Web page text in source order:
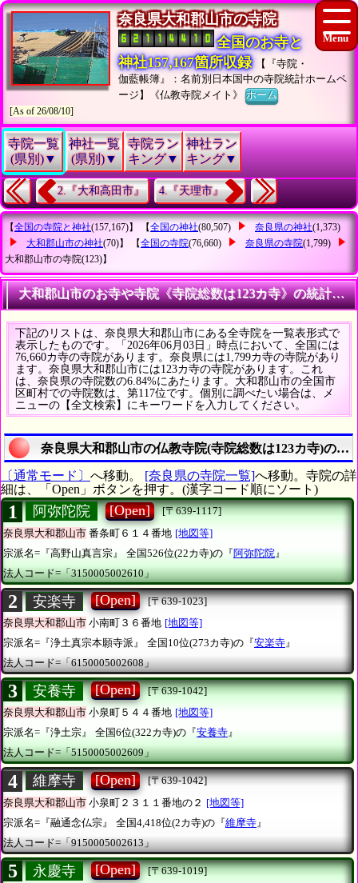
奈良県大和郡山市の寺院
全国のお寺と
神社157,167箇所収録
【『寺院・
伽藍帳簿』：名前別日本国中の寺院統計ホームペ
ージ】《仏教寺院メイト》ホーム
[As of 26/08/10]
寺院一覧
(県別)▼
神社一覧
(県別)▼
寺院ラン
キング▼
神社ラン
キング▼
2.『大和高田市』 4.『天理市』
【全国の寺院と神社(157,167)】 【全国の神社(80,507) 奈良県の神社(1,373)
大和郡山市の神社(70)】 【全国の寺院(76,660) 奈良県の寺院(1,799)
大和郡山市の寺院(123)】
大和郡山市のお寺や寺院《寺院総数は123カ寺》の統計調査
下記のリストは、奈良県大和郡山市にある全寺院を一覧表形式で
表示したものです。「2026年06月03日」時点において、全国には
76,660カ寺の寺院があります。奈良県には1,799カ寺の寺院があり
ます。奈良県大和郡山市には123カ寺の寺院があります。これ
は、奈良県の寺院数の6.84%にあたります。大和郡山市の全国市
区町村での寺院数は、第117位です。個別に調べたい場合は、メ
ニューの【全文検索】にキーワードを入力してください。
奈良県大和郡山市の仏教寺院(寺院総数は123カ寺)の詳
〔通常モード〕 へ移動。 [奈良県の寺院一覧]へ移動。寺院の詳
細は、「Open」ボタンを押す。(漢字コード順にソート)
1 阿弥陀院 [Open]
[〒639-1117]
奈良県大和郡山市 番条町６１４番地 [地図等]
宗派名=『高野山真言宗』
全国526位(22カ寺)の『阿弥陀院 』
法人コード=「3150005002610」
2 安楽寺 [Open]
[〒639-1023]
奈良県大和郡山市 小南町３６番地 [地図等]
宗派名=『浄土真宗本願寺派』
全国10位(273カ寺)の『安楽寺』
法人コード=「6150005002608」
3 安養寺 [Open]
[〒639-1042]
奈良県大和郡山市 小泉町５４４番地 [地図等]
宗派名=『浄土宗』
全国6位(322カ寺)の『安養寺』
法人コード=「5150005002609」
4 維摩寺 [Open]
[〒639-1042]
奈良県大和郡山市 小泉町２３１１番地の２ [地図等]
宗派名=『融通念仏宗』
全国4,418位(2カ寺)の『維摩寺 』
法人コード=「9150005002613」
5 永慶寺 [Open]
[〒639-1019]